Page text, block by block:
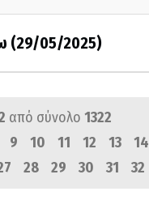
(29/05/2025)
από σύνολο 1322
9 10 11 12 13 14
28 29 30 31 32